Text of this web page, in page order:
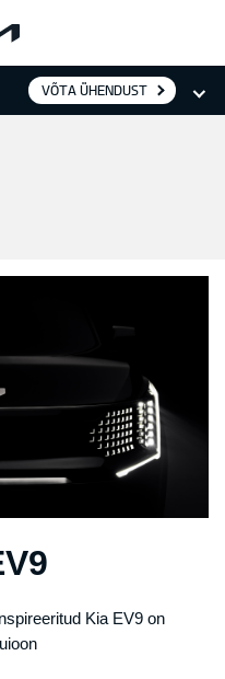
VÕTA ÜHENDUST
Kia EV9 on